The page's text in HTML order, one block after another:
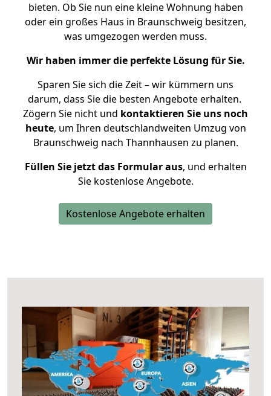
bieten. Ob Sie nun eine kleine Wohnung haben
oder ein großes Haus in Braunschweig besitzen,
was umgezogen werden muss.
Wir haben immer die perfekte Lösung für Sie.
Sparen Sie sich die Zeit – wir kümmern uns
darum, dass Sie die besten Angebote erhalten.
Zögern Sie nicht und kontaktieren Sie uns noch
heute, um Ihren deutschlandweiten Umzug von
Braunschweig nach Thannhausen zu planen.
Füllen Sie jetzt das Formular aus, und erhalten
Sie kostenlose Angebote.
Kostenlose Angebote erhalten